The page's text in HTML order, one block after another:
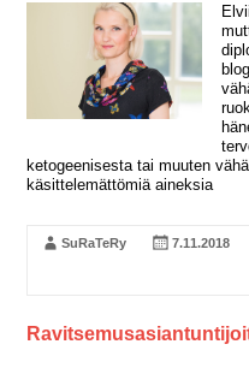
ketogeenisesta tai muuten
käsittelemättömiä aineksia
SuRaTeRy 7.11.2018